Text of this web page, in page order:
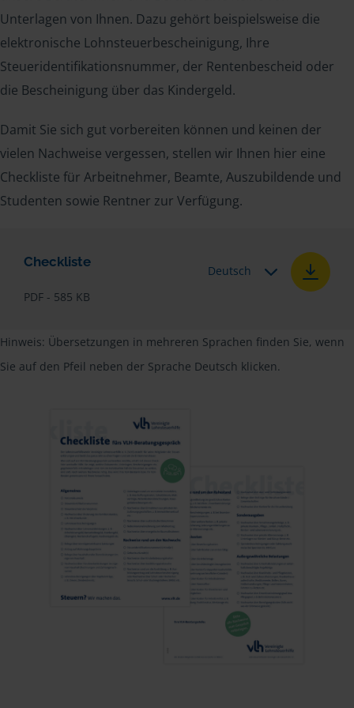
Unterlagen von Ihnen. Dazu gehört beispielsweise die
elektronische Lohnsteuerbescheinigung, Ihre
Steueridentifikationsnummer, der Rentenbescheid oder
die Bescheinigung über das Kindergeld.
Damit Sie sich gut vorbereiten können und keinen der
vielen Nachweise vergessen, stellen wir Ihnen hier eine
Checkliste für Arbeitnehmer, Beamte, Auszubildende und
Studenten sowie Rentner zur Verfügung.
Checkliste
PDF - 585 KB
Deutsch
Hinweis: Übersetzungen in mehreren Sprachen finden Sie, wenn
Sie auf den Pfeil neben der Sprache Deutsch klicken.